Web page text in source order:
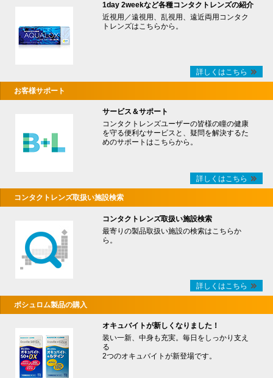
1day 2weekなど各種コンタクトレンズの紹介
近視用／遠視用、乱視用、遠近両用コンタク
トレンズはこちらから。
詳しくはこちら
お客様サポート
サービス＆サポート
コンタクトレンズユーザーの皆様の瞳の健康
を守る便利なサービスと、疑問を解決するた
めのサポートはこちらから。
詳しくはこちら
コンタクトレンズ取扱い施設検索
コンタクトレンズ取扱い施設検索
最寄りの製品取扱い施設の検索はこちらか
ら。
詳しくはこちら
ボシュロム製品の購入
オキュバイトが新しくなりました！
装い一新、中身も充実。毎日をしっかり支え
る
2つのオキュバイトが新登場です。